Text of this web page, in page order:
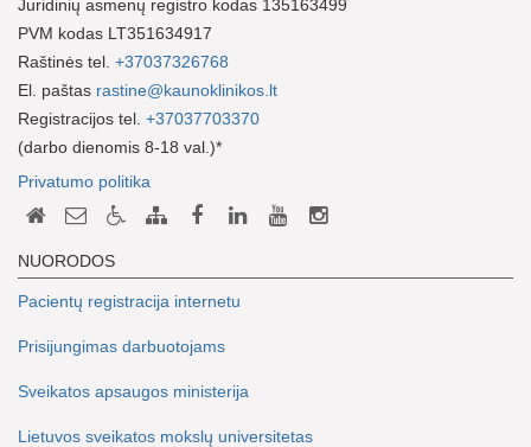
Juridinių asmenų registro kodas 135163499
PVM kodas LT351634917
Raštinės tel. +37037326768
El. paštas rastine@kaunoklinikos.lt
Registracijos tel. +37037703370
(darbo dienomis 8-18 val.)*
Privatumo politika
NUORODOS
Pacientų registracija internetu
Prisijungimas darbuotojams
Sveikatos apsaugos ministerija
Lietuvos sveikatos mokslų universitetas